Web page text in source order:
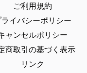
ご利用規約
イバシーポリシー
ャンセルポリシー
商取引の基づく表示
リンク